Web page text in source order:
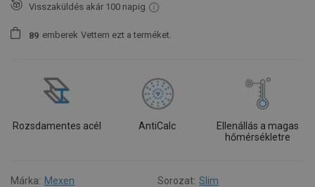
Visszaküldés akár 100 napig
89 emberek Vettem ezt a terméket.
Rozsdamentes acél AntiCalc
Ellenállás a magas
hőmérsékletre
Márka: Mexen Sorozat: Slim